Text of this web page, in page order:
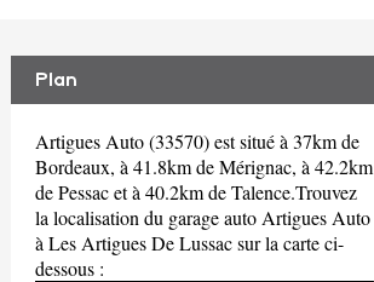
Plan
Artigues Auto (33570) est situé à 37km de
Bordeaux, à 41.8km de Mérignac, à 42.2km
de Pessac et à 40.2km de Talence.Trouvez
la localisation du garage auto Artigues Auto
à Les Artigues De Lussac sur la carte ci-
dessous :